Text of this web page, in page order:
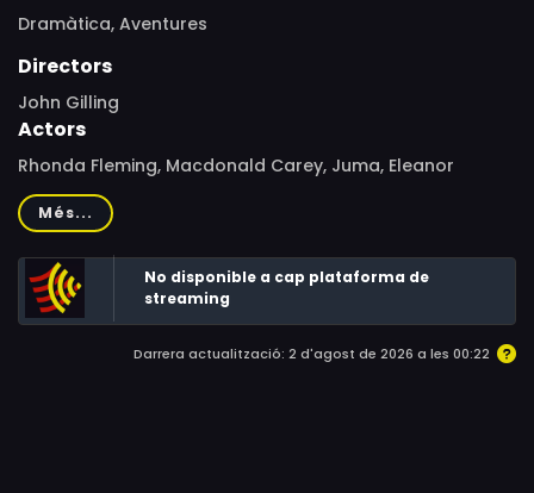
Dramàtica, Aventures
Directors
John Gilling
Actors
Rhonda Fleming, Macdonald Carey, Juma, Eleanor
Summerfield, Francis de Wolff, Earl Cameron, Michael
Caridia, Paul Hardtmuth, Bartholomew Sketch
Més...
No disponible a cap plataforma de
streaming
Darrera actualització: 2 d'agost de 2026 a les 00:22